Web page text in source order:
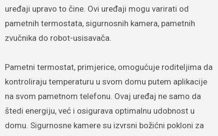
uređaji upravo to čine. Ovi uređaji mogu varirati od
pametnih termostata, sigurnosnih kamera, pametnih
zvučnika do robot-usisavača.
Pametni termostat, primjerice, omogućuje roditeljima da
kontroliraju temperaturu u svom domu putem aplikacije
na svom pametnom telefonu. Ovaj uređaj ne samo da
štedi energiju, već i osigurava optimalnu udobnost u
domu. Sigurnosne kamere su izvrsni božićni pokloni za